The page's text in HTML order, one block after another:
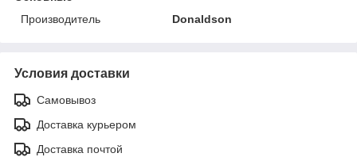
Производитель
Donaldson
Условия доставки
Самовывоз
Доставка курьером
Доставка почтой